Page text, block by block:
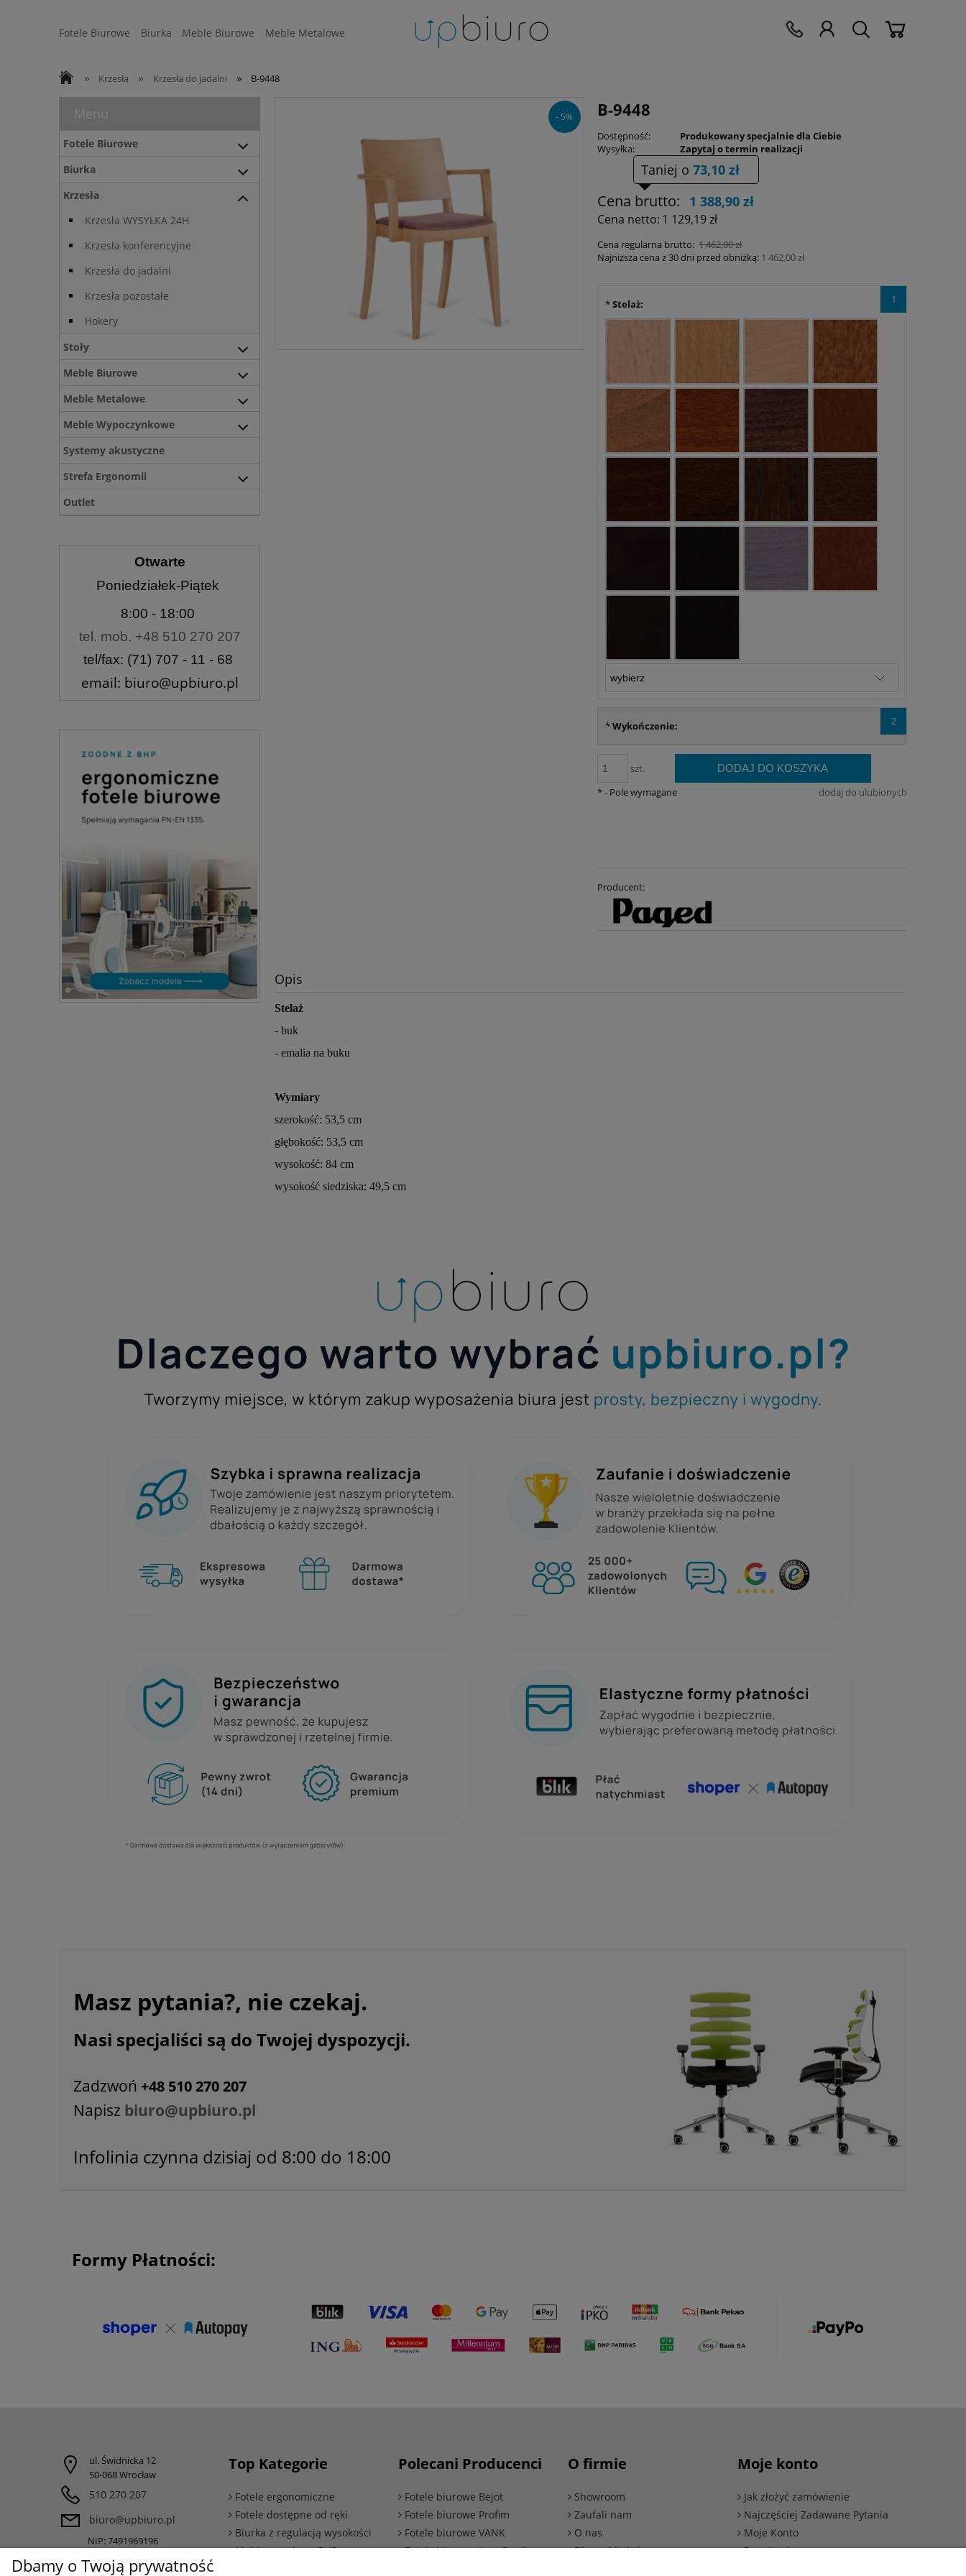
Fotele Biurowe Biurka Meble Biurowe Meble Metalowe
» Krzesła » Krzesła do jadalni » B-9448
Menu
Fotele Biurowe
Biurka
Krzesła
Krzesła WYSYŁKA 24H
Krzesła konferencyjne
Krzesła do jadalni
Krzesła pozostałe
Hokery
Stoły
Meble Biurowe
Meble Metalowe
Meble Wypoczynkowe
Systemy akustyczne
Strefa Ergonomii
Outlet
Otwarte
Poniedziałek-Piątek
8:00 - 18:00
tel. mob. +48 510 270 207
tel/fax: (71) 707 - 11 - 68
email: biuro@upbiuro.pl
B-9448
- 5%
Dostępność:
Produkowany specjalnie dla Ciebie
Wysyłka:
Zapytaj o termin realizacji
Taniej o73,10 zł
Cena brutto: 1 388,90 zł
Cena netto: 1 129,19 zł
Cena regularna brutto: 1 462,00 zł
Najniższa cena z 30 dni przed obniżką: 1 462,00 zł
1
*Stelaż:
2
*Wykończenie:
szt. DODAJ DO KOSZYKA
dodaj do ulubionych
*- Pole wymagane
Producent:
Opis
Stelaż
- buk
- emalia na buku
Wymiary
szerokość: 53,5 cm
głębokość: 53,5 cm
wysokość: 84 cm
wysokość siedziska: 49,5 cm
Masz pytania?, nie czekaj.
Nasi specjaliści są do Twojej dyspozycji.
Zadzwoń +48 510 270 207
Napisz biuro@upbiuro.pl
Infolinia czynna dzisiaj od 8:00 do 18:00
Formy Płatności:
ul. Świdnicka 12
50-068 Wrocław
510 270 207
biuro@upbiuro.pl
NIP: 7491969196
Top Kategorie
Fotele ergonomiczne
Fotele dostępne od ręki
Biurka z regulacją wysokości
Meble metalowe BHP
Polecani Producenci
Fotele biurowe Bejot
Fotele biurowe Profim
Fotele biurowe VANK
Fotele biurowe IntarSeating
O firmie
Showroom
Zaufali nam
O nas
Dla architektów
Moje konto
Jak złożyć zamówienie
Najczęściej Zadawane Pytania
Moje Konto
Regulamin
Dbamy o Twoją prywatność